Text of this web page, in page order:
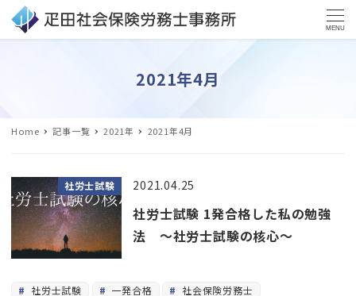
MENU
2021年4月
Home 記事一覧 2021年 2021年4月
社労士試験
社労士試験 1発合格した私の勉強
法 ～社労士試験の核心～
2021.04.25
社労士試験 一発合格 社会保険労務士